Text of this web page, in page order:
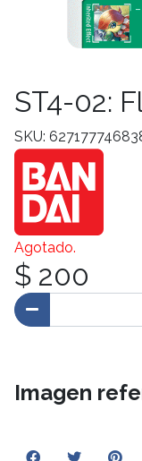
ST4-02:
SKU:
Agotado.
$ 200
Imagen